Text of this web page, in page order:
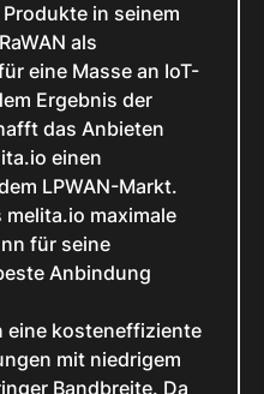
in seinem
als
eine Masse an IoT-
Ergebnis der
das Anbieten
einen
LPWAN-Markt.
maximale
für seine
Anbindung
eine kosteneffiziente
mit niedrigem
Bandbreite. Da